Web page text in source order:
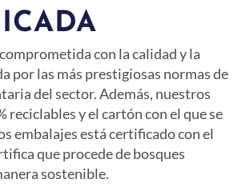
con la calidad y la
por las más prestigiosas normas de
del sector. Además, nuestros
reciclables y el cartón con el que se
embalajes está certificado con el
queprocede de bosques
sostenible.